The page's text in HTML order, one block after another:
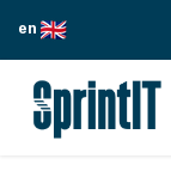
en